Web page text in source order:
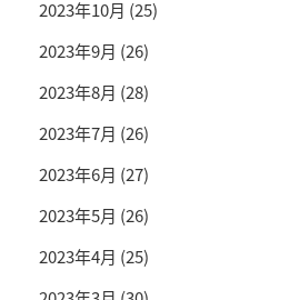
2023年10月 (25)
2023年9月 (26)
2023年8月 (28)
2023年7月 (26)
2023年6月 (27)
2023年5月 (26)
2023年4月 (25)